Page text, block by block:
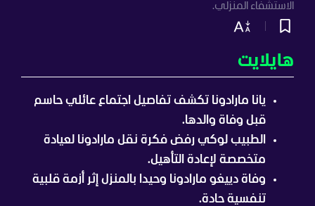
الاستشفاء المنزلي.
هايلايت
يانا مارادونا تكشف تفاصيل اجتماع عائلي حاسم
قبل وفاة والدها.
الطبيب لوكي رفض فكرة نقل مارادونا لعيادة
متخصصة لإعادة التأهيل.
وفاة دييغو مارادونا وحيدا بالمنزل إثر أزمة قلبية
تنفسية حادة.